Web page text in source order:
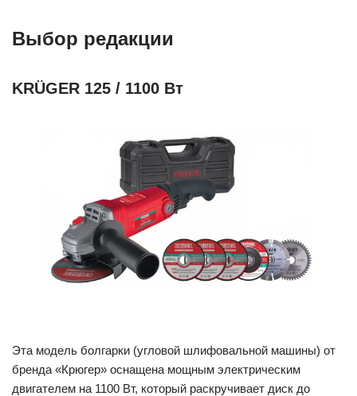
Выбор редакции
KRÜGER 125 / 1100 Вт
Эта модель болгарки (угловой шлифовальной машины) от
бренда «Крюгер» оснащена мощным электрическим
двигателем на 1100 Вт, который раскручивает диск до